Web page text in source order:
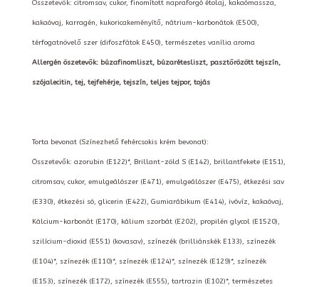
Összetevők: citromsav, cukor, finomított napraforgó étolaj, kakaómassza,
kakaóvaj, karragén, kukoricakeményítő, nátrium-karbonátok (E500),
térfogatnövelő szer (difoszfátok E450), természetes vanília aroma
Allergén öszetevők: búzafinomliszt, búzarétesliszt, pasztőrözött tejszín,
szójalecitin, tej, tejfehérje, tejszín, teljes tejpor, tojás
Torta bevonat (Színezhető fehércsokis krém bevonat):
Összetevők: azorubin (E122)*, Brillant-zöld S (E142), brillantfekete (E151),
citromsav, cukor, emulgeálószer (E471), emulgeálószer (E475), étkezési sav
(E330), étkezési só, glicerin (E422), Gumiarábikum (E414), ivóvíz, kakaóvaj,
Kálcium-karbonát (E170), kálium szorbát (E202), propilén glycol (E1520),
szilícium-dioxid (E551) (kovasav), színezék (brilliánskék E133), színezék
(E104)*, színezék (E110)*, színezék (E124)*, színezék (E129)*, színezék
(E153), színezék (E172), színezék (E555), tartrazin (E102)*, természetes